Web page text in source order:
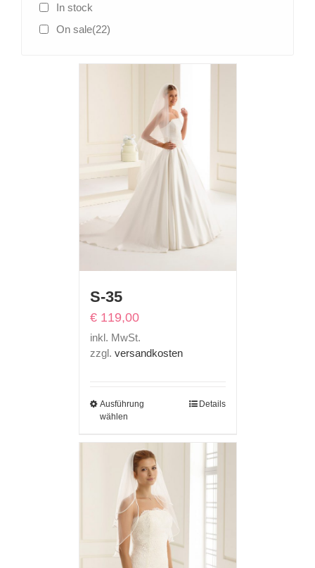
In stock
On sale(22)
S-35
€119,00
inkl. MwSt.
zzgl. versandkosten
Ausführung
wählen
Details